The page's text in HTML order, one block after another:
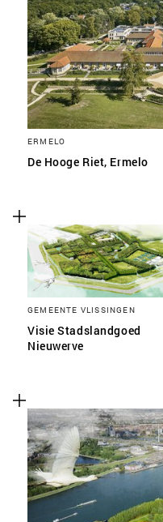
ERMELO
De Hooge Riet, Ermelo
GEMEENTE VLISSINGEN
Visie Stadslandgoed
Nieuwerve